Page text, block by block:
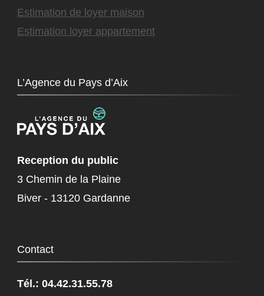
Estimation de loyer maison
Estimation loyer appartement
L’Agence du Pays d’Aix
Reception du public
3 Chemin de la Plaine
Biver - 13120 Gardanne
Contact
Tél.: 04.42.31.55.78